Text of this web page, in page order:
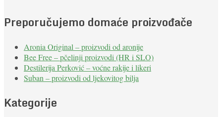
Preporučujemo domaće proizvođače
Aronia Original – proizvodi od aronije
Bee Free – pčelinji proizvodi (HR i SLO)
Destilerija Perković – voćne rakije i likeri
Suban – proizvodi od ljekovitog bilja
Kategorije